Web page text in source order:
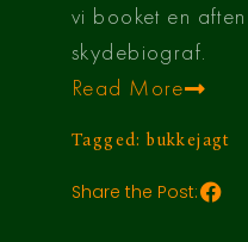
vi booket en
skydebiograf.​
Read More
Tagged:bukkejagt
Share the Post: